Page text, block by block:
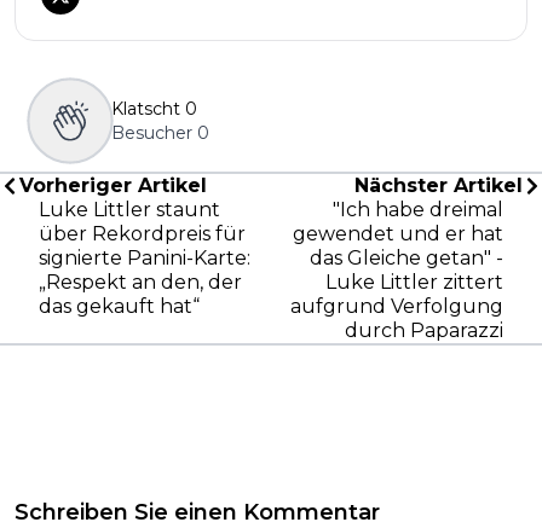
Klatscht 0
Besucher 0
Vorheriger Artikel
Luke Littler staunt
über Rekordpreis für
signierte Panini-Karte:
„Respekt an den, der
das gekauft hat“
Nächster Artikel
"Ich habe dreimal
gewendet und er hat
das Gleiche getan" -
Luke Littler zittert
aufgrund Verfolgung
durch Paparazzi
Schreiben Sie einen Kommentar